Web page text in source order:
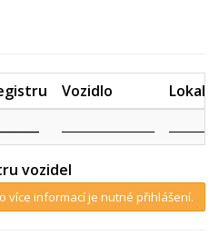
Vozidlo
vozidel
více informací je nutné přihlášení.